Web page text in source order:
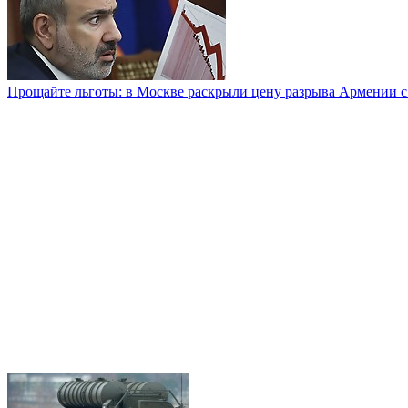
Прощайте льготы: в Москве раскрыли цену разрыва Армении с